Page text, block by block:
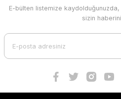
E-bülten listemize
sizin